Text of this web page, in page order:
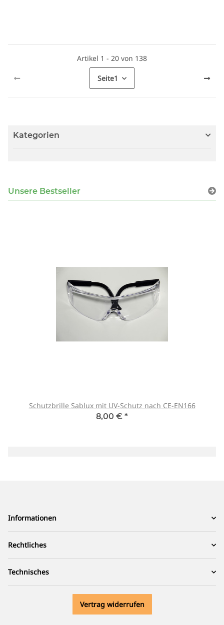
Artikel 1 - 20 von 138
Seite1
Kategorien
Unsere Bestseller
Schutzbrille Sablux mit UV-Schutz nach CE-EN166
8,00 € *
Informationen
Rechtliches
Technisches
Vertrag widerrufen